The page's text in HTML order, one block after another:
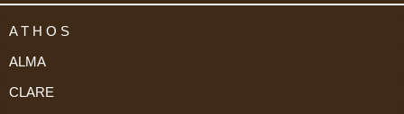
A T H O S
ALMA
CLARE